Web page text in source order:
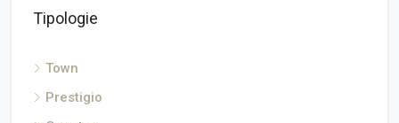
Tipologie
Town
Prestigio